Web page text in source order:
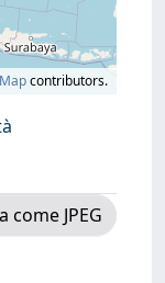
contributors.
come JPEG